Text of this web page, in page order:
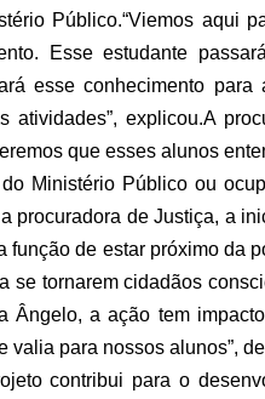
Público.“Viemos aqui
Esse estudante
esse conhecimento para
atividades”, explicou.A
que esses alunos
Ministério Público ou
procuradora de Justiça, a
função de estar próximo da
se tornarem cidadãos
Ângelo, a ação tem
para nossos alunos”,
contribui para o